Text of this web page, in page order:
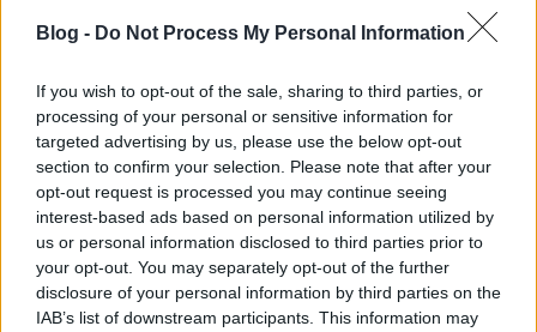
Blog - Do Not Process My Personal Information
If you wish to opt-out of the sale, sharing to third parties, or
processing of your personal or sensitive information for
targeted advertising by us, please use the below opt-out
section to confirm your selection. Please note that after your
opt-out request is processed you may continue seeing
interest-based ads based on personal information utilized by
us or personal information disclosed to third parties prior to
your opt-out. You may separately opt-out of the further
disclosure of your personal information by third parties on the
IAB’s list of downstream participants. This information may
NER-i, nem NER-i, nem kap mást a
sajtohuba•2013. augusztus 28.
A közoktatási törvény legújabb változata szerint
jövőre a hároméves gyerekeknek kötelező lesz napi
négy órában az óvodai foglalkozáson részt venni,
tekintet nélkül arra, hogy hároméves korban a kicsik
még nagyon különböző érettséggel rendelkeznek.
Hívjuk ezt a…